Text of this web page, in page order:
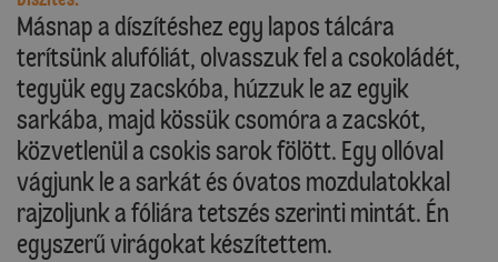
Másnap a díszítéshez egy lapos tálcára
terítsünk alufóliát, olvasszuk fel a csokoládét,
tegyük egy zacskóba, húzzuk le az egyik
sarkába, majd kössük csomóra a zacskót,
közvetlenül a csokis sarok fölött. Egy ollóval
vágjunk le a sarkát és óvatos mozdulatokkal
rajzoljunk a fóliára tetszés szerinti mintát. Én
egyszerű virágokat készítettem.